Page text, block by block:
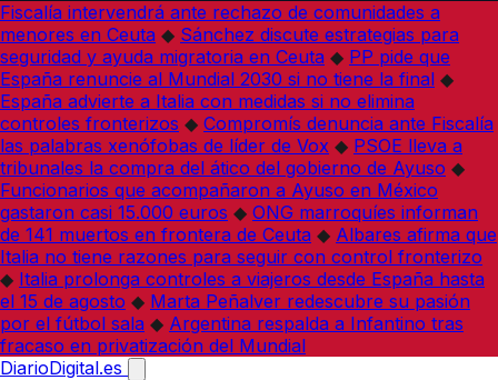
Fiscalía intervendrá ante rechazo de comunidades a
menores en Ceuta ◆ Sánchez discute estrategias para
seguridad y ayuda migratoria en Ceuta ◆ PP pide que
España renuncie al Mundial 2030 si no tiene la final ◆
España advierte a Italia con medidas si no elimina
controles fronterizos ◆ Compromís denuncia ante Fiscalía
las palabras xenófobas de líder de Vox ◆ PSOE lleva a
tribunales la compra del ático del gobierno de Ayuso ◆
Funcionarios que acompañaron a Ayuso en México
gastaron casi 15.000 euros ◆ ONG marroquíes informan
de 141 muertos en frontera de Ceuta ◆ Albares afirma que
Italia no tiene razones para seguir con control fronterizo
◆ Italia prolonga controles a viajeros desde España hasta
el 15 de agosto ◆ Marta Peñalver redescubre su pasión
por el fútbol sala ◆ Argentina respalda a Infantino tras
fracaso en privatización del Mundial
DiarioDigital.es